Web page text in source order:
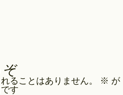
ぞ
ることはありません。 ※ が
す